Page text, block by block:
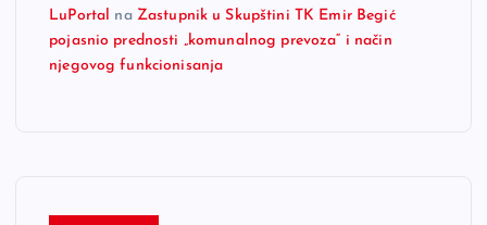
LuPortal na Zastupnik u Skupštini TK Emir Begić
pojasnio prednosti „komunalnog prevoza“ i način
njegovog funkcionisanja